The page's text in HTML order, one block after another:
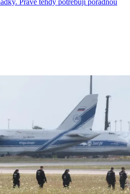
Právě tehdy potřebují pořádnou